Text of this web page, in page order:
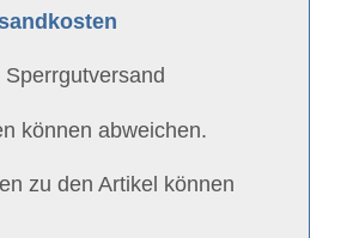
Sperrgutversand
können abweichen.
zu den Artikel können